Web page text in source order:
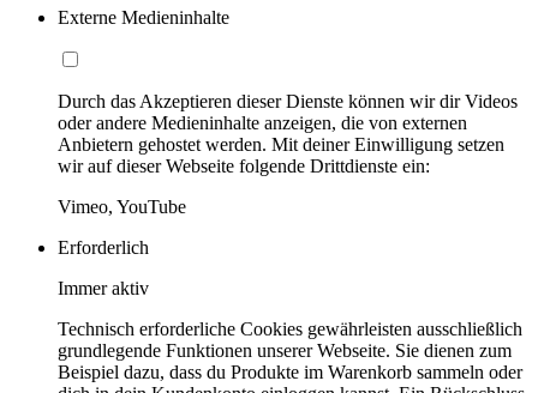
Externe Medieninhalte
Durch das Akzeptieren dieser Dienste können wir dir Videos
oder andere Medieninhalte anzeigen, die von externen
Anbietern gehostet werden. Mit deiner Einwilligung setzen
wir auf dieser Webseite folgende Drittdienste ein:
Vimeo, YouTube
Erforderlich
Immer aktiv
Technisch erforderliche Cookies gewährleisten ausschließlich
grundlegende Funktionen unserer Webseite. Sie dienen zum
Beispiel dazu, dass du Produkte im Warenkorb sammeln oder